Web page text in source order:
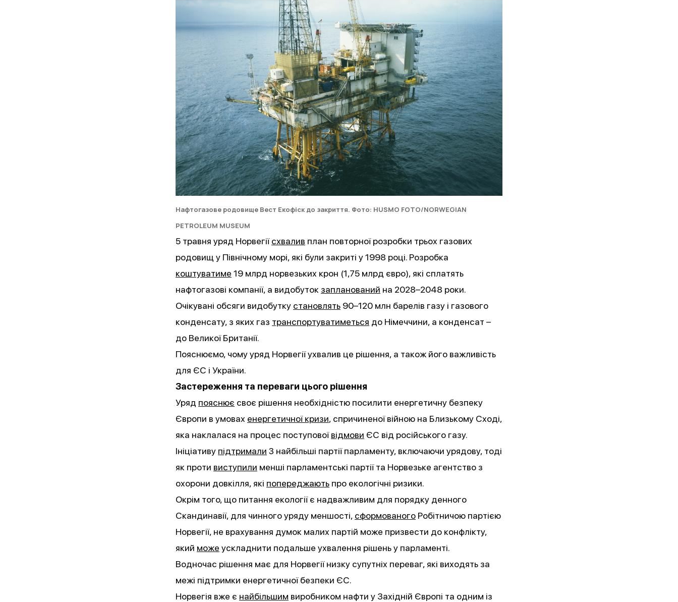
Нафтогазове родовище Вест Екофіск до закриття. Фото: HUSMO FOTO/NORWEGIAN
PETROLEUM MUSEUM
5 травня уряд Норвегіїсхвалив план повторної розробки трьох газових
родовищ у Північному морі, які були закриті у 1998 році. Розробка
коштуватиме 19 млрд норвезьких крон (1,75 млрд євро), які сплатять
нафтогазові компанії, а видобуток запланований на 2028–2048 роки.
Очікувані обсяги видобутку становлять 90–120 млн барелів газу і газового
конденсату, з яких газ транспортуватиметься до Німеччини, а конденсат –
до Великої Британії.
Пояснюємо, чому уряд Норвегії ухвалив це рішення, а також його важливість
для ЄС і України.
Застереження та переваги цього рішення
Уряд пояснює своє рішення необхідністю посилити енергетичну безпеку
Європи в умовах енергетичної кризи, спричиненої війною на Близькому Сході,
яка наклалася на процес поступовоївідмови ЄС від російського газу.
Ініціативу підтримали 3 найбільші партії парламенту, включаючи урядову, тоді
як проти виступили менші парламентські партії та Норвезьке агентство з
охорони довкілля, які попереджають про екологічні ризики.
Окрім того, що питання екології є надважливим для порядку денного
Скандинавії, для чинного уряду меншості, сформованого Робітничою партією
Норвегії, не врахування думок малих партій може призвести до конфлікту,
який може ускладнити подальше ухвалення рішень у парламенті.
Водночас рішення має для Норвегії низку супутніх переваг, які виходять за
межі підтримки енергетичної безпеки ЄС.
Норвегія вже є найбільшим виробником нафти у Західній Європі та одним із